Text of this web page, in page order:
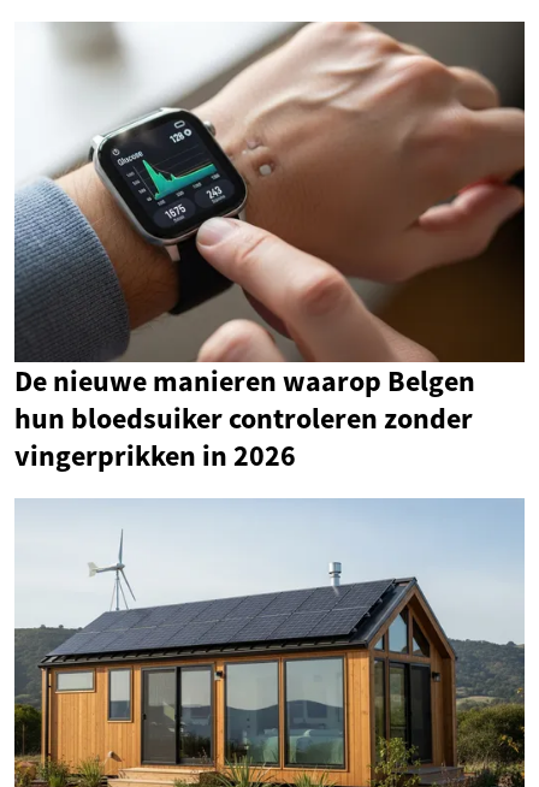
De nieuwe manieren waarop Belgen
hun bloedsuiker controleren zonder
vingerprikken in 2026